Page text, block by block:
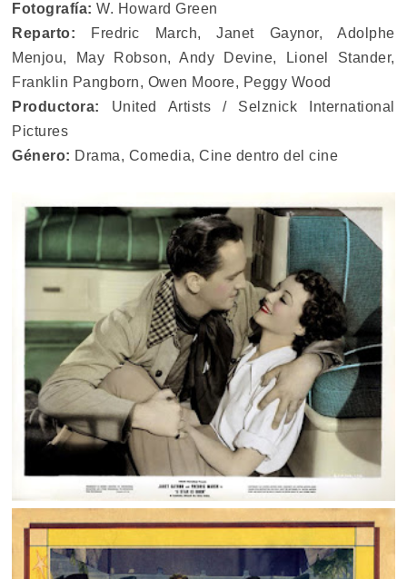
Fotografía:W. Howard Green
Reparto:
Fredric March, Janet Gaynor, Adolphe
Menjou, May Robson, Andy Devine, Lionel Stander,
Franklin Pangborn, Owen Moore, Peggy Wood
Productora:
United Artists / Selznick International
Pictures
Género: Drama, Comedia, Cine dentro del cine